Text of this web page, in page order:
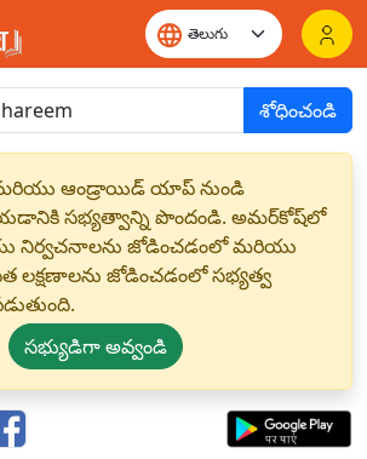
శోధించండి
ఆండ్రాయిడ్ యాప్ నుండి
సభ్యత్వాన్ని పొందండి. అమర్‌కోష్‌లో
నిర్వచనాలను జోడించడంలో మరియు
లక్షణాలను జోడించడంలో సభ్యత్వ
సభ్యుడిగా అవ్వండి